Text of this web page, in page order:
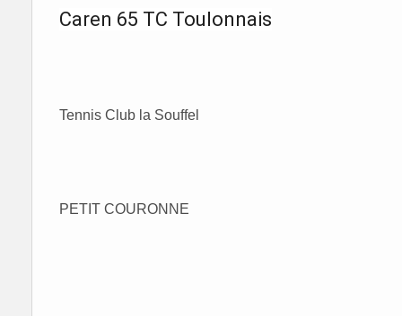
Caren 65 TC Toulonnais
Tennis Club la Souffel
PETIT COURONNE